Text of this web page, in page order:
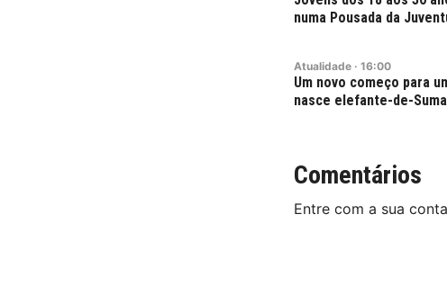
numa Pousada da
Atualidade · 16:00
Um novo começo para
nasce elefante-de-
Comentários
Entre com a sua